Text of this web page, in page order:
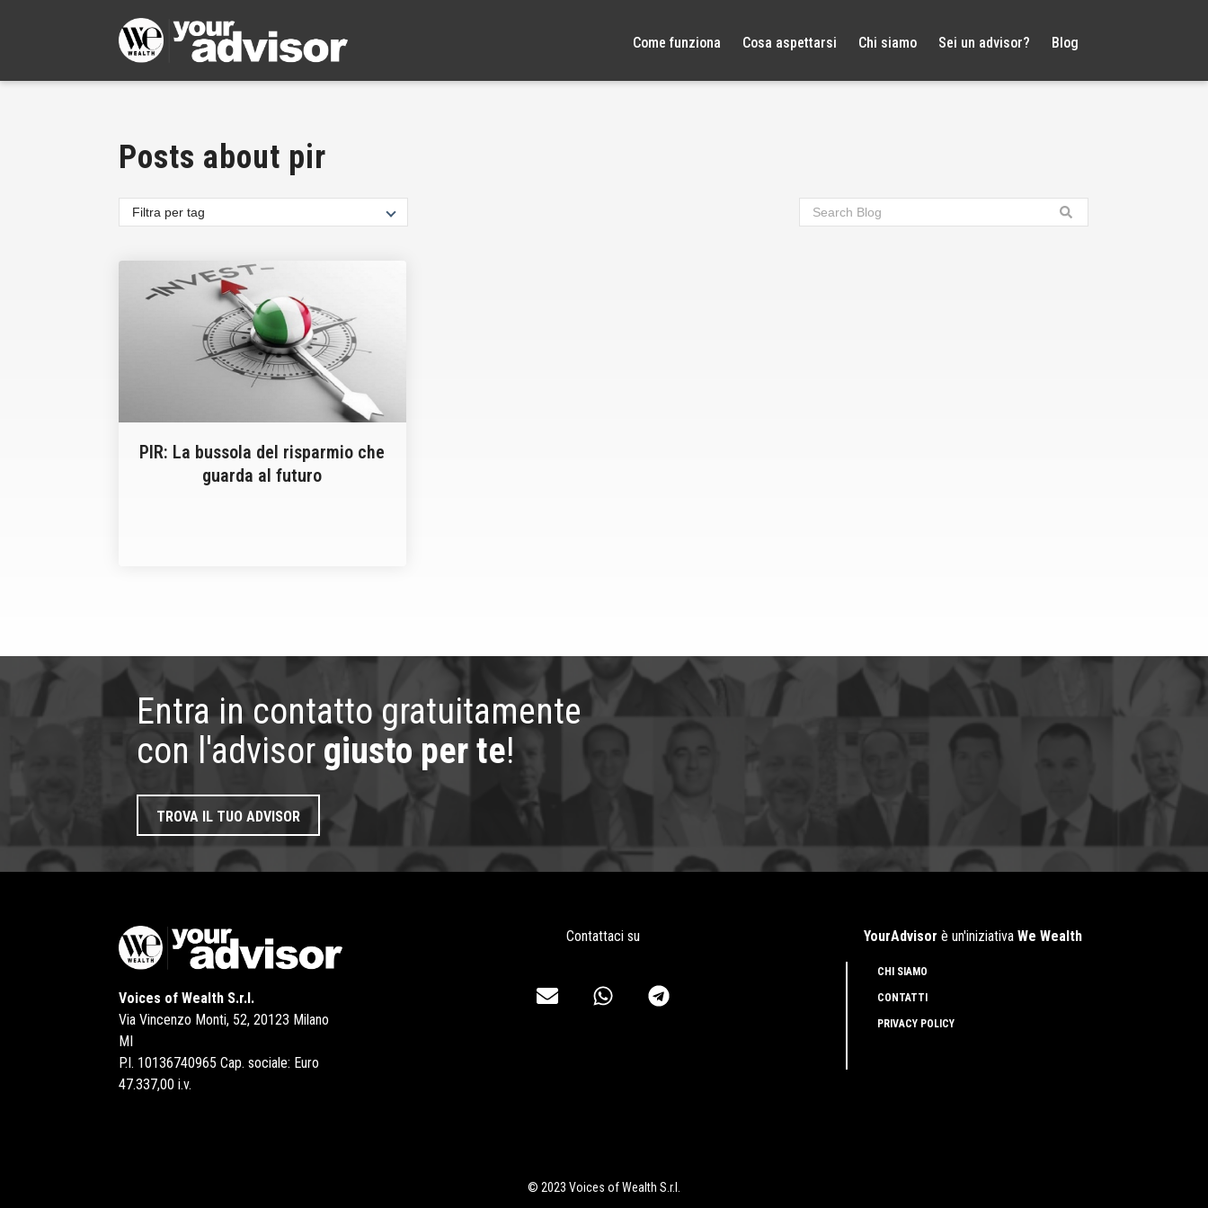
Come funziona Cosa aspettarsi Chi siamo Sei un advisor? Blog
Posts about pir
Filtra per tag
PIR: La bussola del risparmio che
guarda al futuro
Entra in contatto gratuitamente
con l'advisor giusto per te!
TROVA IL TUO ADVISOR
Voices of Wealth S.r.l.
Via Vincenzo Monti, 52, 20123 Milano
MI
P.I. 10136740965 Cap. sociale: Euro
47.337,00 i.v.
Contattaci su YourAdvisor è un'iniziativaWe Wealth
CHI SIAMO
CONTATTI
PRIVACY POLICY
© 2023 Voices of Wealth S.r.l.